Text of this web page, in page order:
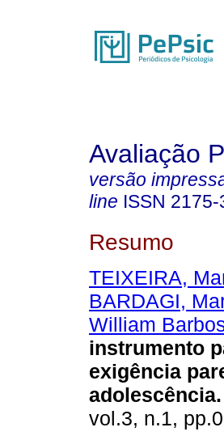
Avaliação
versão
line ISSN 2175-
Resumo
TEIXEIRA,
BARDAGI,
William
instrumento
exigência
adolescência.
vol.3, n.1,